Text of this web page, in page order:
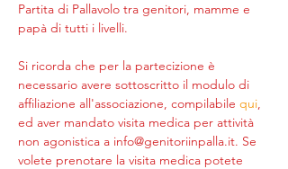
Partita di Pallavolo tra genitori, mamme e
papà di tutti i livelli.
Si ricorda che per la partecizione è
necessario avere sottoscritto il modulo di
affiliazione all'associazione, compilabile qui,
ed aver mandato visita medica per attività
non agonistica a info@genitoriinpalla.it. Se
volete prenotare la visita medica potete